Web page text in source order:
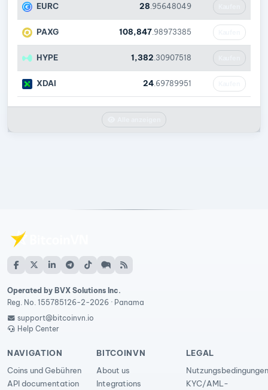
EURC 28 .95648049
PAXG 108,847 .98973385
HYPE 1,382 .30907518
XDAI 24 .69789951
Operated by BVX Solutions Inc.
Reg. No. 155785126-2-2026 · Panama
support@bitcoinvn.io
Help Center
NAVIGATION
Coins und Gebühren
API documentation
BITCOINVN
About us
Integrations
LEGAL
Nutzungsbedingungen
KYC/AML-